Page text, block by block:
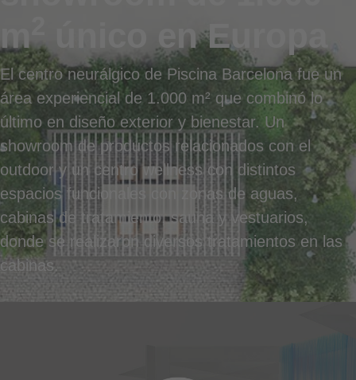
m
único en Europa
El centro neurálgico de Piscina Barcelona fue un
área experiencial de 1.000 m² que combinó lo
último en diseño exterior y bienestar. Un
showroom de productos relacionados con el
outdoor y un centro wellness con distintos
espacios funcionales con zonas de aguas,
cabinas de tratamiento, sauna y vestuarios,
donde se realizaron diversos tratamientos en las
cabinas.